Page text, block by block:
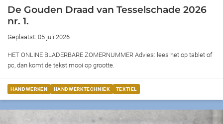
De Gouden Draad van Tesselschade 2026
nr. 1.
Geplaatst: 05 juli 2026
HET ONLINE BLADERBARE ZOMERNUMMER Advies: lees het op tablet of
pc, dan komt de tekst mooi op grootte.
HANDWERKEN HANDWERKTECHNIEK TEXTIEL